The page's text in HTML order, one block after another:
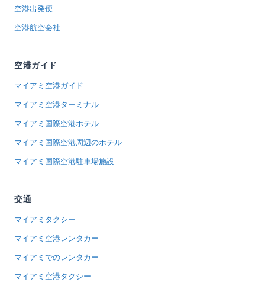
空港出発便
空港航空会社
空港ガイド
マイアミ空港ガイド
マイアミ空港ターミナル
マイアミ国際空港ホテル
マイアミ国際空港周辺のホテル
マイアミ国際空港駐車場施設
交通
マイアミタクシー
マイアミ空港レンタカー
マイアミでのレンタカー
マイアミ空港タクシー